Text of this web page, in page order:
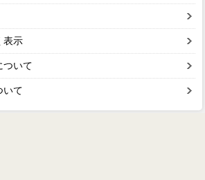
表示
ついて
いて